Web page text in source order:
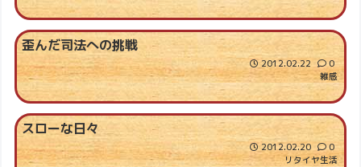
歪んだ司法への挑戦
2012.02.22
0
雑感
スローな日々
2012.02.20
0
リタイヤ生活